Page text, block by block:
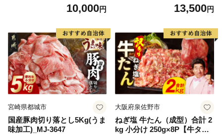
10,000円
プリント ハーブ 香り付き 日
品 備蓄 送料無料 北海道 倶知
安町 日用品
13,500円
宮崎県都城市
国産豚肉切り落とし5Kg(うま
味加工)_MJ-3647
大阪府泉佐野市
ねぎ塩 牛たん（成型）合計 2
kg 小分け 250g×8P【牛タン